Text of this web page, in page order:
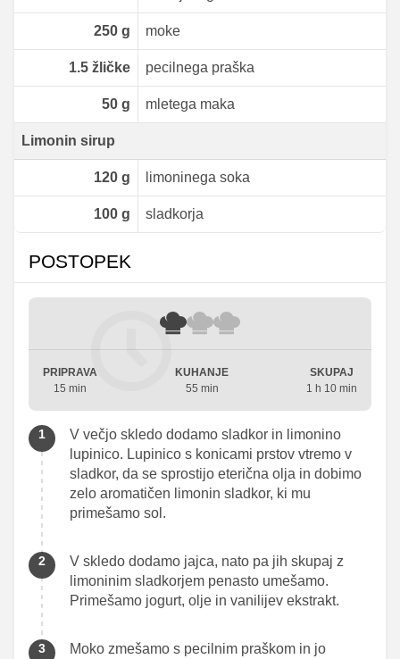
250g moke
1.5žličke pecilnega praška
50g mletega maka
Limonin sirup
120g limoninega soka
100g sladkorja
POSTOPEK
PRIPRAVA
15 min
KUHANJE
55 min
SKUPAJ
1 h 10 min
V večjo skledo dodamo sladkor in limonino
lupinico. Lupinico s konicami prstov vtremo v
sladkor, da se sprostijo eterična olja in dobimo
zelo aromatičen limonin sladkor, ki mu
primešamo sol.
V skledo dodamo jajca, nato pa jih skupaj z
limoninim sladkorjem penasto umešamo.
Primešamo jogurt, olje in vanilijev ekstrakt.
Moko zmešamo s pecilnim praškom in jo